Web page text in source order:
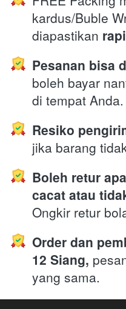
kardus/Buble
diapastikan
Pesanan bisa
boleh bayar
di tempat Anda.
Resiko
jika barang
Boleh retur
cacat atau
Ongkir retur
Order dan
12 Siang,
yang sama.